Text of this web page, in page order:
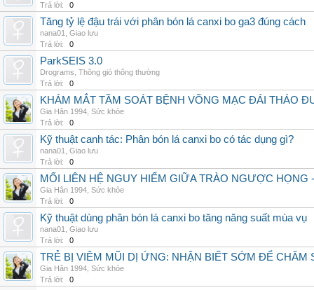
Trả lời:
0
Tăng tỷ lệ đậu trái với phân bón lá canxi bo ga3 đúng cách
nana01
Giao lưu
Trả lời:
0
ParkSEIS 3.0
Drograms Thông gió thông thường
Trả lời:
0
KHÁM MẮT TẦM SOÁT BỆNH VÕNG MẠC ĐÁI THÁO
Gia Hân 1994 Sức khỏe
Trả lời:
0
Kỹ thuật canh tác: Phân bón lá canxi bo có tác dụng gì?
nana01
Giao lưu
Trả lời:
0
MỐI LIÊN HỆ NGUY HIỂM GIỮA TRÀO NGƯỢC
Gia Hân 1994 Sức khỏe
Trả lời:
0
Kỹ thuật dùng phân bón lá canxi bo tăng năng suất mùa vụ
nana01
Giao lưu
Trả lời:
0
TRẺ BỊ VIÊM MŨI DỊ ỨNG: NHẬN BIẾT SỚM ĐỂ CHĂM
Gia Hân 1994 Sức khỏe
Trả lời:
0